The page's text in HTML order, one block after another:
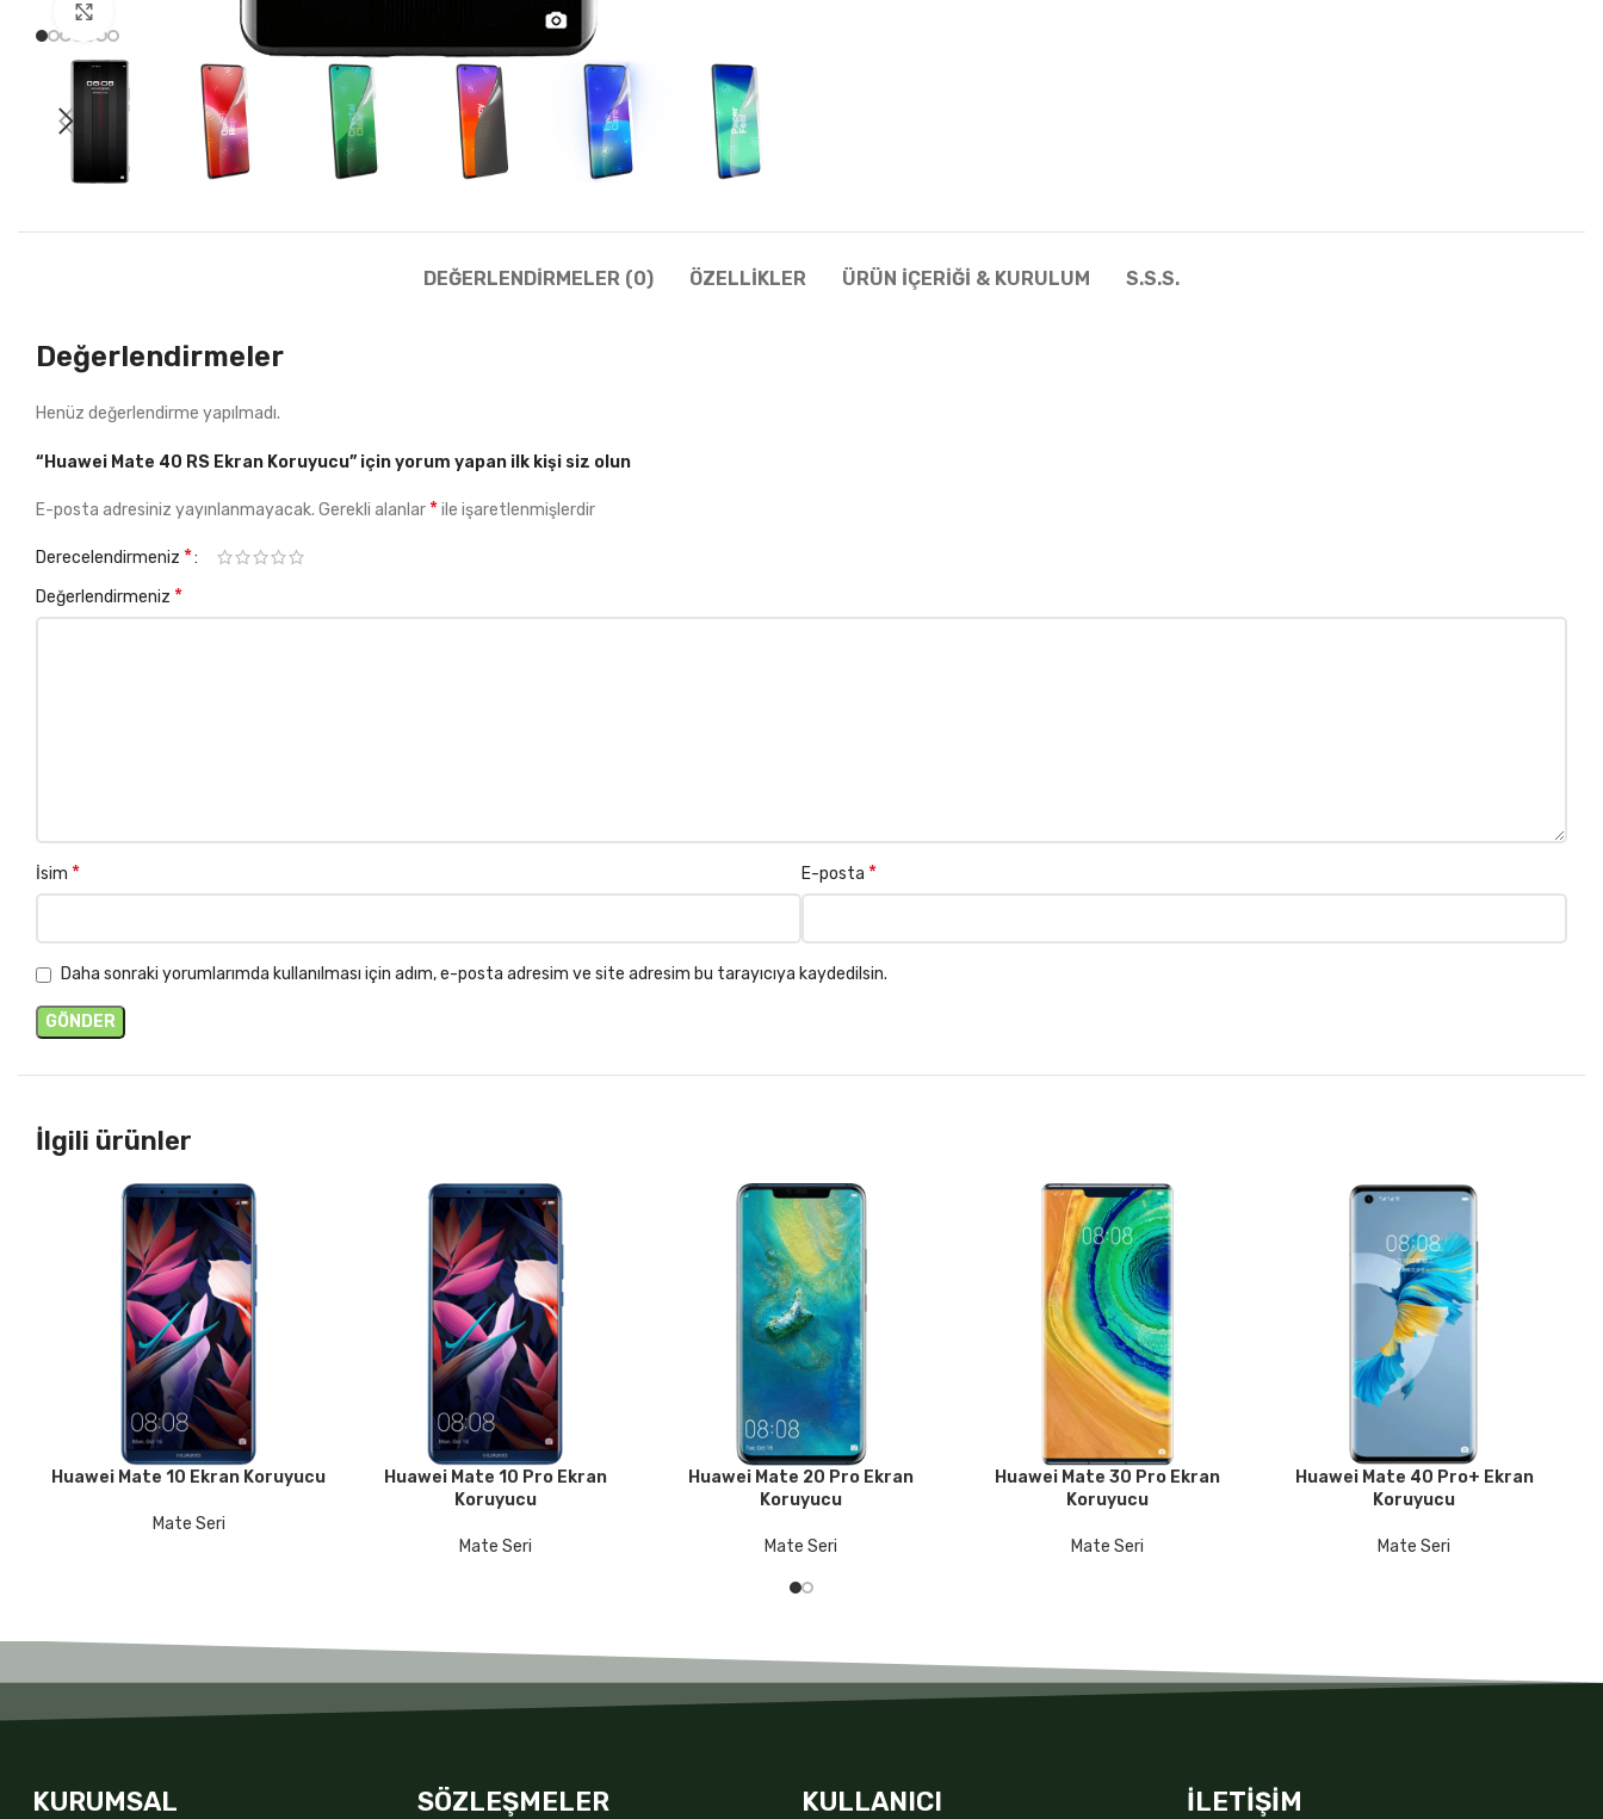
DEĞERLENDIRMELER (0) ÖZELLIKLER ÜRÜN İÇERIĞI & KURULUM S.S.S.
Değerlendirmeler
Henüz değerlendirme yapılmadı.
“Huawei Mate 40 RS Ekran Koruyucu” için yorum yapan ilk kişi siz olun
E-posta adresiniz yayınlanmayacak. Gerekli alanlar *ile işaretlenmişlerdir
Derecelendirmeniz *
Değerlendirmeniz *
İsim * E-posta *
Daha sonraki yorumlarımda kullanılması için adım, e-posta adresim ve site adresim bu tarayıcıya kaydedilsin.
İlgili ürünler
DEVAMINI OKU
Huawei Mate 10 Ekran Koruyucu
Mate Seri
DEVAMINI OKU
Huawei Mate 10 Pro Ekran
Koruyucu
Mate Seri
DEVAMINI OKU
Huawei Mate 20 Pro Ekran
Koruyucu
Mate Seri
DEVAMINI OKU
Huawei Mate 30 Pro Ekran
Koruyucu
Mate Seri
DEVAMINI OKU
Huawei Mate 40 Pro+ Ekran
Koruyucu
Mate Seri
KURUMSAL SÖZLEŞMELER KULLANICI İLETİŞİM